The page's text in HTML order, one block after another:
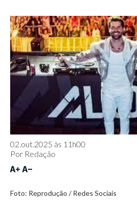
02.out.2025 às 11h00
Por Redação
Foto: Reprodução / Redes Sociais